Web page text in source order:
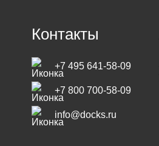
Контакты
+7 495 641-58-09
+7 800 700-58-09
info@docks.ru